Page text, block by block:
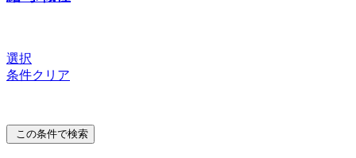
選択
条件クリア
この条件で検索